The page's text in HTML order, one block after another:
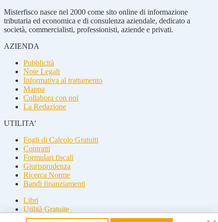
Misterfisco nasce nel 2000 come sito online di informazione
tributaria ed economica e di consulenza aziendale, dedicato a
società, commercialisti, professionisti, aziende e privati.
AZIENDA
Pubblicità
Note Legali
Informativa al trattamento
Mappa
Collabora con noi
La Redazione
UTILITA'
Fogli di Calcolo Gratuiti
Contratti
Formulari fiscali
Giurisprudenza
Ricerca Norme
Bandi finanziamenti
Libri
Utilità Gratuite
Guide fiscali